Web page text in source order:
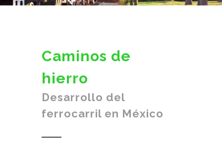
Caminos de
hierro
Desarrollo del
ferrocarril en México